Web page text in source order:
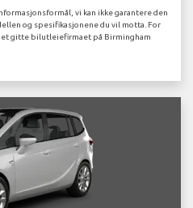
vi kan ikke garantere den
og spesifikasjonene du vil motta. For
gitte bilutleiefirmaet på Birmingham